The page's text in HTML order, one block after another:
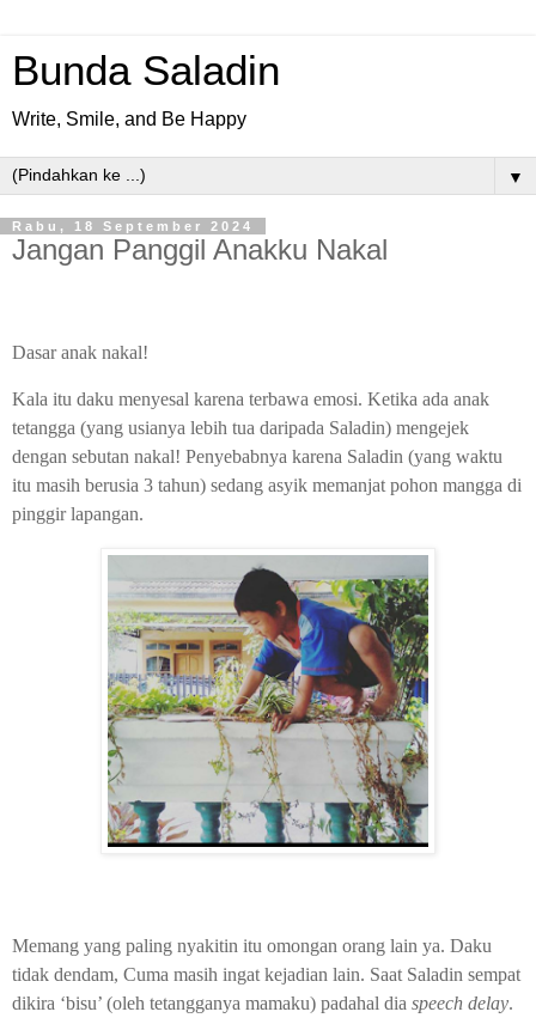
Bunda Saladin
Write, Smile, and Be Happy
▼
Rabu, 18 September 2024
Jangan Panggil Anakku Nakal
Dasar anak nakal!
Kala itu daku menyesal karena terbawa emosi. Ketika ada anak
tetangga (yang usianya lebih tua daripada Saladin) mengejek
dengan sebutan nakal! Penyebabnya karena Saladin (yang waktu
itu masih berusia 3 tahun) sedang asyik memanjat pohon mangga di
pinggir lapangan.
Memang yang paling nyakitin itu omongan orang lain ya. Daku
tidak dendam, Cuma masih ingat kejadian lain. Saat Saladin sempat
dikira ‘bisu’ (oleh tetangganya mamaku) padahal dia speech delay.